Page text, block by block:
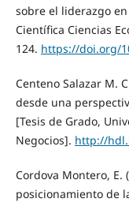
sobre el liderazgo
Científica Ciencias
124. https://doi.org/
Centeno Salazar M.
desde una
[Tesis de Grado,
Negocios]. http://
Cordova Montero, E.
posicionamiento de